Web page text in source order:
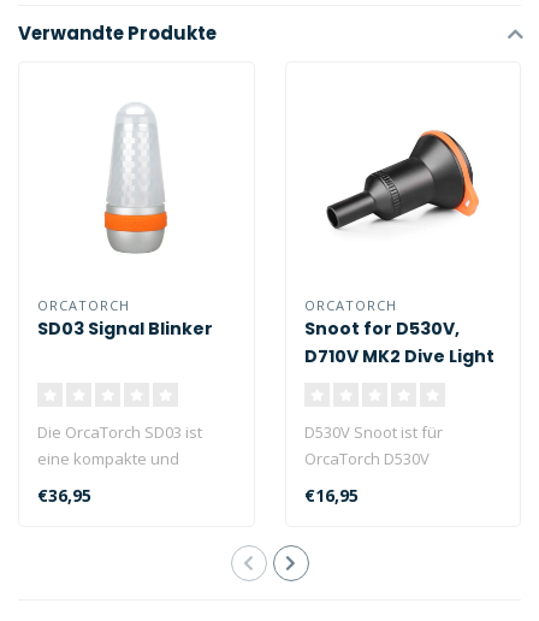
Verwandte Produkte
ORCATORCH
SD03 Signal Blinker
Die OrcaTorch SD03 ist
eine kompakte und
multifunktionale 4-farbiges
Blinklicht...
€36,95
ORCATORCH
Snoot for D530V,
D710V MK2 Dive Light
D530V Snoot ist für
OrcaTorch D530V
Unterwasser-Tauchlampe
geeignet...
€16,95